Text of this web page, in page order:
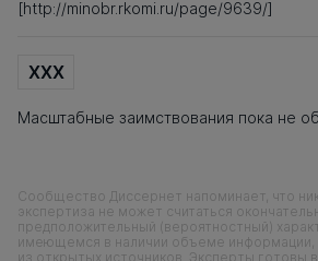
[http://minobr.rkomi.ru/page/9639/]
XXX
Масштабные заимствования пока не
Сообщество Диссернет напоминает, что
экспертиза не может считаться
предположительный (вероятностный)
имеющемся в наличии объеме информации,
из открытых источников. Эксперты готовы